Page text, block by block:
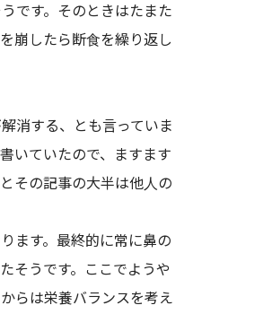
です。そのときはたまた
崩したら断食を繰り返し
消する、とも言っていま
いていたので、ますます
その記事の大半は他人の
ます。最終的に常に鼻の
そうです。ここでようや
らは栄養バランスを考え